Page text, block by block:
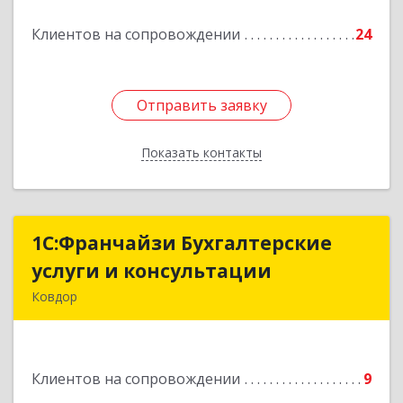
Клиентов на сопровождении 24
Отправить заявку
Показать контакты
Отправить заявку
Назад
1С:Франчайзи Бухгалтерские
услуги и консультации
Ковдор
Клиентов на сопровождении 9
1С:Франчайзи Бухгалтерские
услуги и консультации